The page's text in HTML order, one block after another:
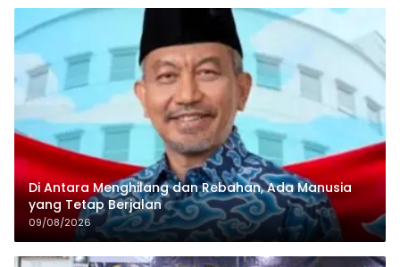
Di Antara Menghilang dan Rebahan, Ada Manusia
yang Tetap Berjalan
09/08/2026